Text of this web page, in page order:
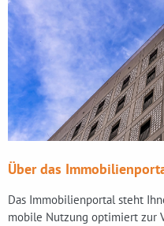
Über das
Das Immobilienportal steht
mobile Nutzung optimiert zur